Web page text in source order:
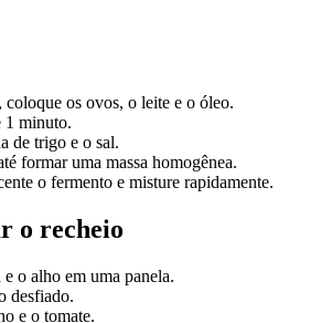
os ovos, o leite e o óleo.
1 minuto.
de trigo e o sal.
formar uma massa homogênea.
o fermento e misture rapidamente.
o recheio
o alho em uma panela.
desfiado.
e o tomate.